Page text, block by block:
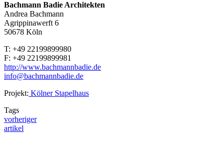
Bachmann Badie Architekten
Andrea Bachmann
Agrippinawerft 6
50678 Köln
T: +49 22199899980
F: +49 22199899981
http://www.bachmannbadie.de
info@bachmannbadie.de
Projekt: Kölner Stapelhaus
Tags
vorheriger
artikel